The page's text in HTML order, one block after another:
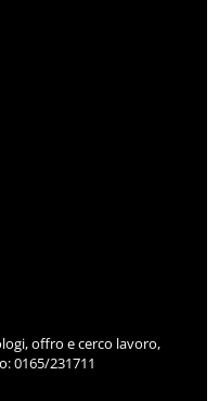
offro e cerco lavoro,
0165/231711